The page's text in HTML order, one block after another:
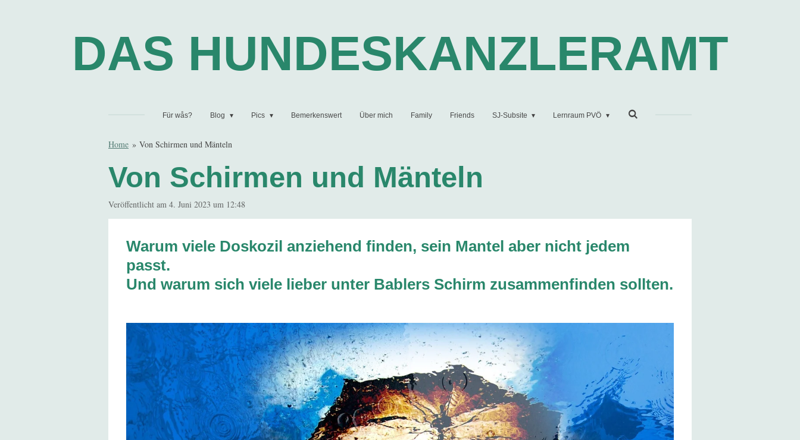
DAS HUNDESKANZLERAMT
Für wås? Blog Pics Bemerkenswert Über mich Family Friends SJ-Subsite Lernraum PVÖ
Home » Von Schirmen und Mänteln
Von Schirmen und Mänteln
Veröffentlicht am 4. Juni 2023 um 12:48
Warum viele Doskozil anziehend finden, sein Mantel aber nicht jedem
passt.
Und warum sich viele lieber unter Bablers Schirm zusammenfinden sollten.